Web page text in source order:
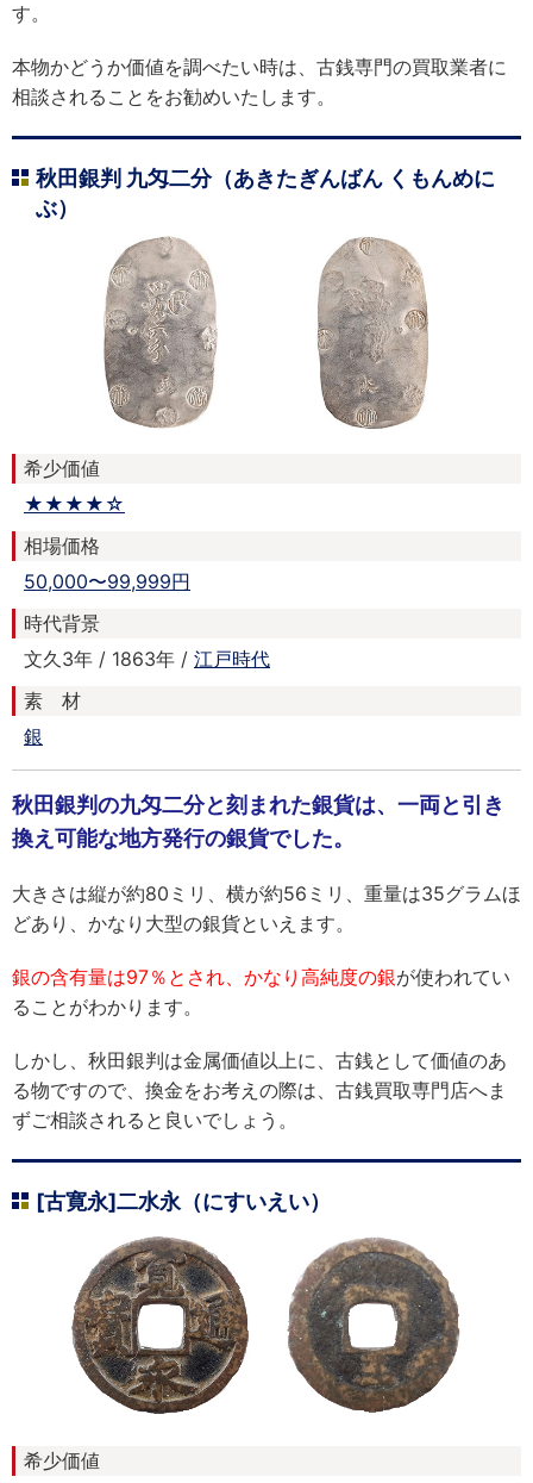
す。
本物かどうか価値を調べたい時は、古銭専門の買取業者に
相談されることをお勧めいたします。
秋田銀判 九匁二分（あきたぎんばん くもんめに
ぶ）
希少価値
★★★★☆
相場価格
50,000〜99,999円
時代背景
文久3年 / 1863年 / 江戸時代
素 材
銀
秋田銀判の九匁二分と刻まれた銀貨は、一両と引き
換え可能な地方発行の銀貨でした。
大きさは縦が約80ミリ、横が約56ミリ、重量は35グラムほ
どあり、かなり大型の銀貨といえます。
銀の含有量は97％とされ、かなり高純度の銀が使われてい
ることがわかります。
しかし、秋田銀判は金属価値以上に、古銭として価値のあ
る物ですので、換金をお考えの際は、古銭買取専門店へま
ずご相談されると良いでしょう。
[古寛永]二水永（にすいえい）
希少価値